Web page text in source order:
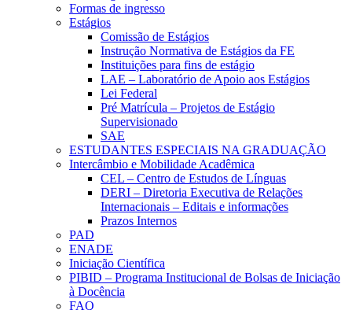
Formas de ingresso
Estágios
Comissão de Estágios
Instrução Normativa de Estágios da FE
Instituições para fins de estágio
LAE – Laboratório de Apoio aos Estágios
Lei Federal
Pré Matrícula – Projetos de Estágio
Supervisionado
SAE
ESTUDANTES ESPECIAIS NA GRADUAÇÃO
Intercâmbio e Mobilidade Acadêmica
CEL – Centro de Estudos de Línguas
DERI – Diretoria Executiva de Relações
Internacionais – Editais e informações
Prazos Internos
PAD
ENADE
Iniciação Científica
PIBID – Programa Institucional de Bolsas de Iniciação
à Docência
FAQ